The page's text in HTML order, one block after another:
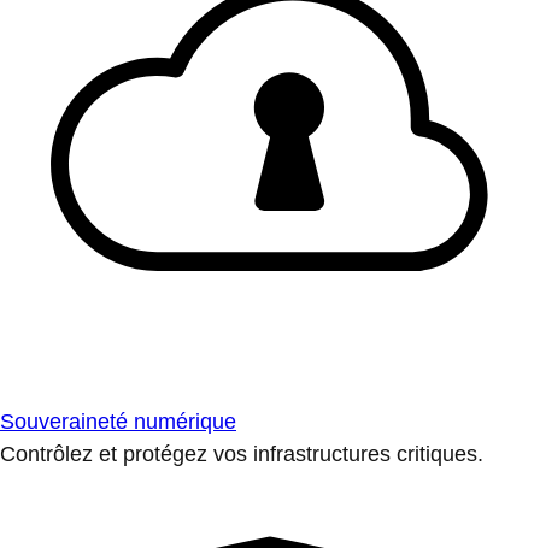
Souveraineté numérique
Contrôlez et protégez vos infrastructures critiques.